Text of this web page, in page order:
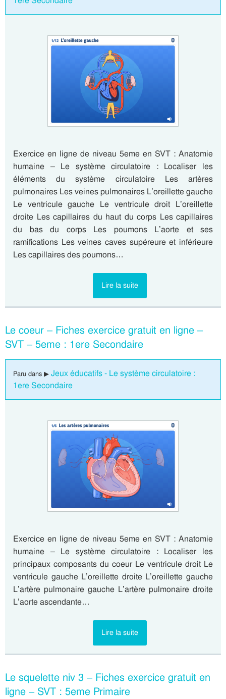
Exercice en ligne de niveau 5eme en SVT : Anatomie
humaine – Le système circulatoire : Localiser les
éléments du système circulatoire Les artères
pulmonaires Les veines pulmonaires L’oreillette gauche
Le ventricule gauche Le ventricule droit L’oreillette
droite Les capillaires du haut du corps Les capillaires
du bas du corps Les poumons L’aorte et ses
ramifications Les veines caves supéreure et inférieure
Les capillaires des poumons…
Lire la suite
Le coeur – Fiches exercice gratuit en ligne –
SVT – 5eme : 1ere Secondaire
Paru dans ▶ Jeux éducatifs - Le système circulatoire :
1ere Secondaire
Exercice en ligne de niveau 5eme en SVT : Anatomie
humaine – Le système circulatoire : Localiser les
principaux composants du coeur Le ventricule droit Le
ventricule gauche L’oreillette droite L’oreillette gauche
L’artère pulmonaire gauche L’artère pulmonaire droite
L’aorte ascendante…
Lire la suite
Le squelette niv 3 – Fiches exercice gratuit en
ligne – SVT : 5eme Primaire